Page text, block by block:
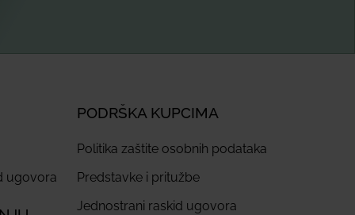
ugovora
PODRŠKA KUPCIMA
Politika zaštite osobnih podataka
Predstavke i pritužbe
Jednostrani raskid ugovora